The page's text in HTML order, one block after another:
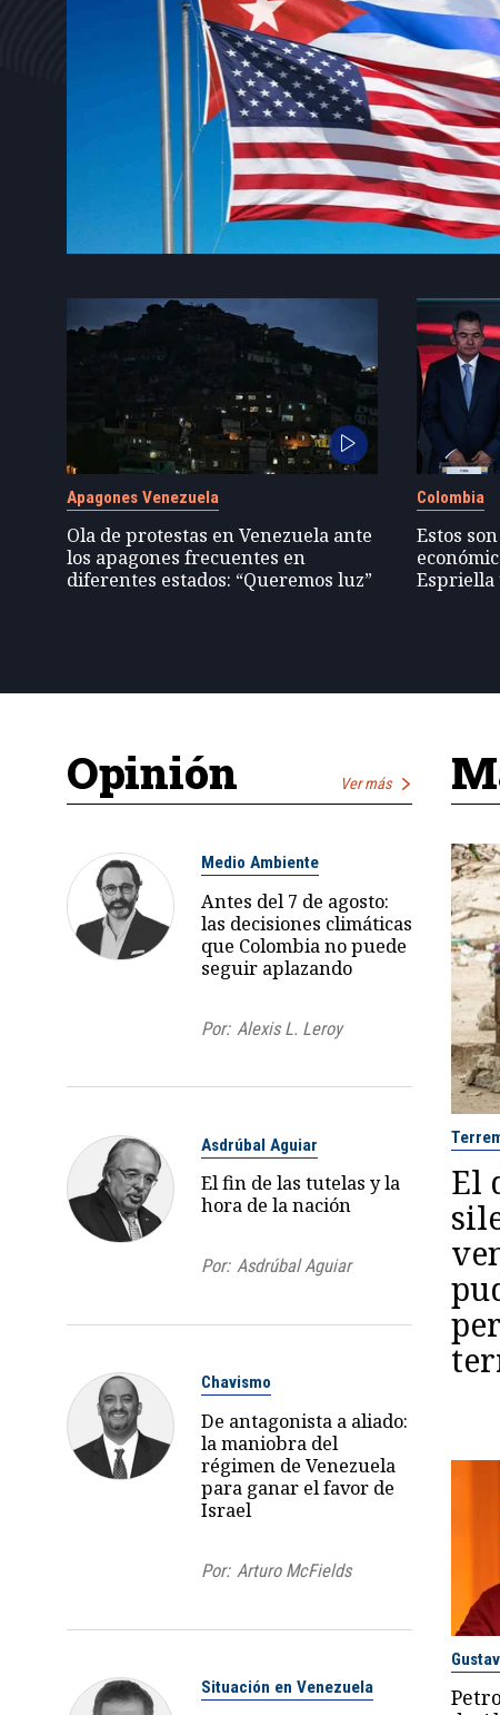
Apagones Venezuela
Ola de protestas en Venezuela ante
los apagones frecuentes en
diferentes estados: “Queremos luz”
Colombia
Estos
Espriella
Opinión Ver más
Medio Ambiente
Antes del 7 de agosto:
las decisiones climáticas
que Colombia no puede
seguir aplazando
Por: Alexis L. Leroy
Asdrúbal Aguiar
El fin de las tutelas y la
hora de la nación
Por: Asdrúbal Aguiar
Chavismo
De antagonista a aliado:
la maniobra del
régimen de Venezuela
para ganar el favor de
Israel
Por: Arturo McFields
Situación en Venezuela
El